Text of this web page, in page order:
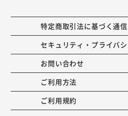
特定商取引法に基づく通
セキュリティ・プライバ
お問い合わせ
ご利用方法
ご利用規約